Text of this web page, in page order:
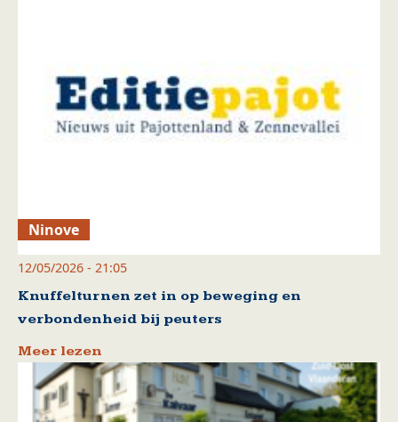
Ninove
12/05/2026 - 21:05
Knuffelturnen zet in op beweging en
verbondenheid bij peuters
Meer lezen